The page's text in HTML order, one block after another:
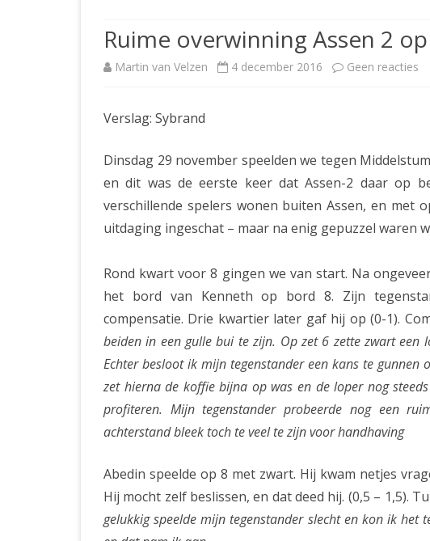
2025-2026
KNSB-
JUBILEUMVIERKAMPEN UITSLAGENNOSBO-COMPETITIE
INTERNE COMPETITIES
Ruime overwinning Assen 2
Martin van Velzen 4 december 2016 Geen reacties
i
m
e
v
e
w
i
i
n
Verslag: Sybrand
Dinsdag 29 november speelden we tegen
en dit was de eerste keer dat Assen-2 daar op
verschillende spelers wonen buiten Assen, en met
uitdaging ingeschat – maar na enig gepuzzel waren
Rond kwart voor 8 gingen we van start. Na
het bord van Kenneth op bord 8. Zijn
compensatie. Drie kwartier later gaf hij op (0-1).
beiden in een gulle bui te zijn. Op zet 6 zette zwart
Echter besloot ik mijn tegenstander een kans te
zet hierna de koffie bijna op was en de loper nog
profiteren. Mijn tegenstander probeerde nog een
achterstand bleek toch te veel te zijn voor handhaving
Abedin speelde op 8 met zwart. Hij kwam netjes
Hij mocht zelf beslissen, en dat deed hij. (0,5 – 1,5).
gelukkig speelde mijn tegenstander slecht en kon ik